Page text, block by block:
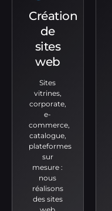
Création
de
sites
web
Sites
vitrines,
corporate,
e-
commerce,
catalogue,
plateformes
sur
mesure :
nous
réalisons
des sites